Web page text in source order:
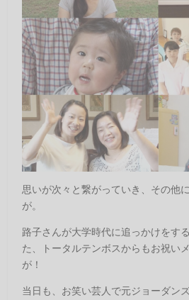
思いが次々と繋がっていき、その他
が。
路子さんが大学時代に追っかけをす
た、トータルテンボスからもお祝い
が！
当日も、お笑い芸人で元ジョーダン